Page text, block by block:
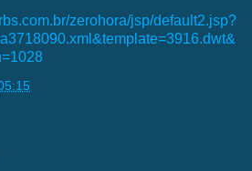
zerohora/jsp/default2.jsp?